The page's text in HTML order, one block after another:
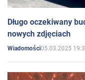
Długo oczekiwany
nowych zdjęciach
Wiadomości05.03.2025